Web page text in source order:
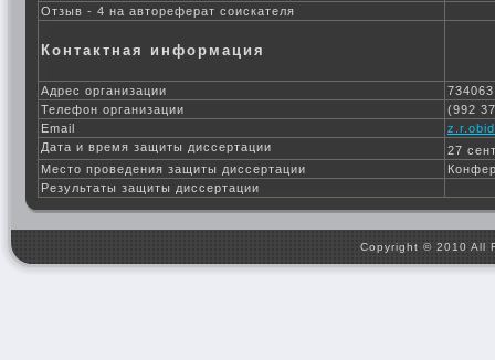
Отзыв - 4 на автореферат соискателя
Контактная информация
Адрес организации
Телефон организации
(992
Email
Дата и время защиты диссертации
27
Место проведения защиты диссертации
Результаты защиты диссертации
Copyright © 2010 All